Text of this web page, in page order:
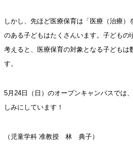
しかし、先ほど医療保育は「医療（治療
のある子どもはたくさんいます。子ども
考えると、医療保育の対象となる子どもは
す。
5月24日（日）のオープンキャンパスでは
しみにしています！
（児童学科 准教授 林 典子）